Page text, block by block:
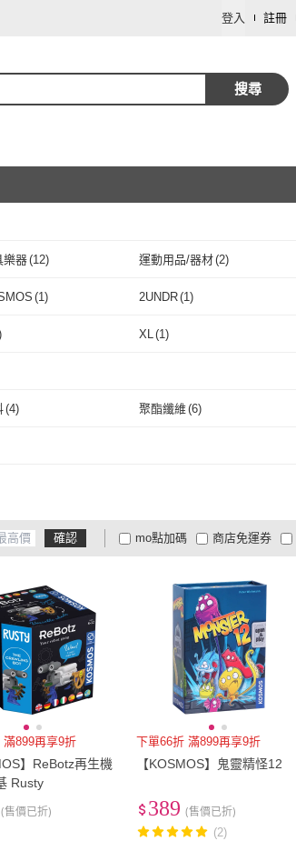
登入 註冊
搜尋
樂器(12) 運動用品/器材(2)
(1) 2UNDR(1)
XL (1)
(4) 聚酯纖維(6)
取消
確認 mo點加碼
大家電安心配
大家電快配
商店免運券
及以上 3 及以上
滿899再享9折
】ReBotz再生機
Rusty
(售價已折)
下單66折 滿899再享9折
【KOSMOS】鬼靈精怪12
389 (售價已折)
(2)